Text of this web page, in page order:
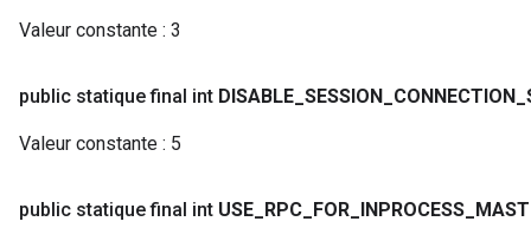
Valeur constante : 3
public statique final int DISABLE SESSION CONNECTION
Valeur constante : 5
public statique final int USE RPC FOR INPROCESS